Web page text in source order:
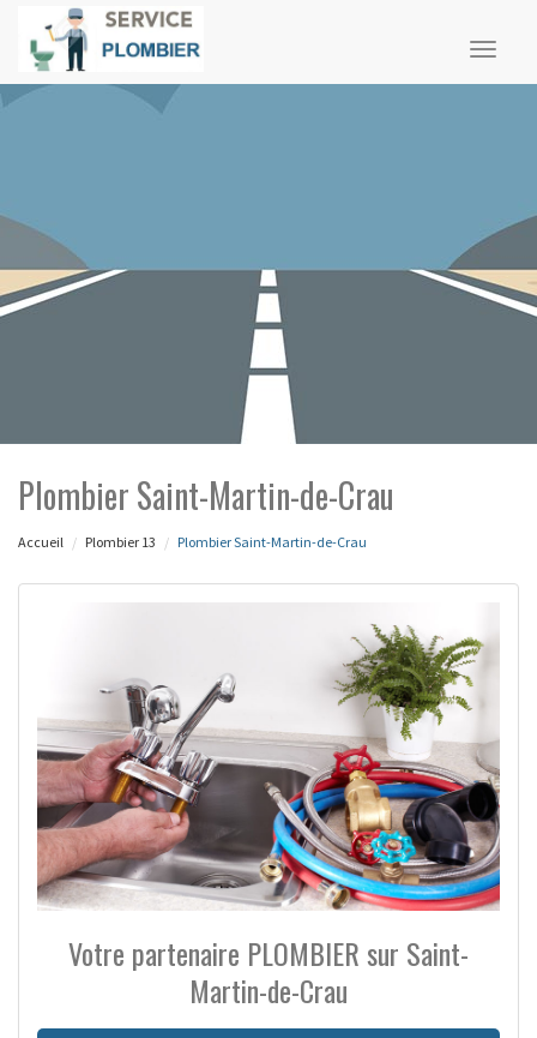
Plombier Saint-Martin-de-Crau
Accueil Plombier 13 Plombier Saint-Martin-de-Crau
Votre partenaire PLOMBIER sur Saint-
Martin-de-Crau